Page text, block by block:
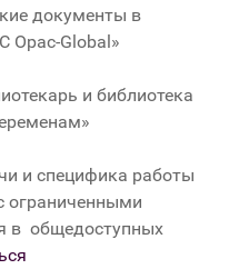
документы в
Opaс-Global»
и библиотека
и специфика работы
ограниченными
в общедоступных